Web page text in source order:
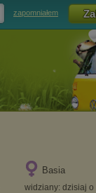
zapomniałem
Basia
widziany: dzisiaj o